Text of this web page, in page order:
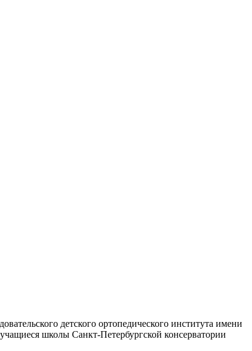
детского ортопедического института имени
школы Санкт-Петербургской консерватории